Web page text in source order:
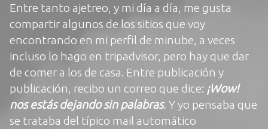
Entre tanto ajetreo, y mi día a día, me gusta
compartir algunos de los sitios que voy
encontrando en mi perfil de minube, a veces
incluso lo hago en tripadvisor, pero hay que dar
de comer a los de casa. Entre publicación y
publicación, recibo un correo que dice: ¡Wow!
nos estás dejando sin palabras. Y yo pensaba que
se trataba del típico mail automático